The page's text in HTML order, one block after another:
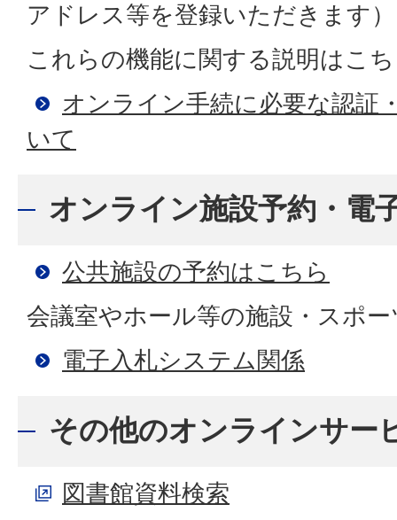
アドレス等を登録いただきます）
これらの機能に関する説明はこ
オンライン手続に必要な認証
いて
オンライン施設予約・電
公共施設の予約はこちら
会議室やホール等の施設・スポ
電子入札システム関係
その他のオンラインサー
図書館資料検索